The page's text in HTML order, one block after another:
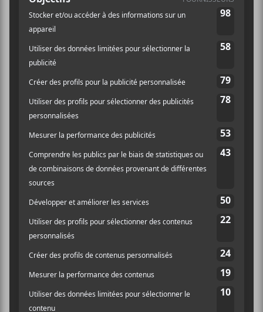
Site :
https://lepointdevente.
com/billets/distorsion-
entrepot77-holyfuck
LIEU
L’Entrepôt 77
77 Rue Bernard E
Montréal, Québec H2T 1A4 Canada + Google